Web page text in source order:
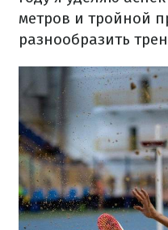
метров и тройной
разнообразить